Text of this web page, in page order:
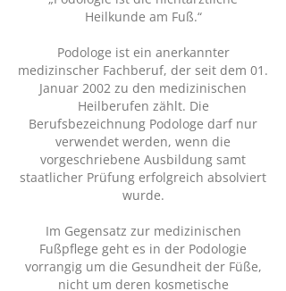
Heilkunde am Fuß.“
Podologe ist ein anerkannter
medizinscher Fachberuf, der seit dem 01.
Januar 2002 zu den medizinischen
Heilberufen zählt. Die
Berufsbezeichnung Podologe darf nur
verwendet werden, wenn die
vorgeschriebene Ausbildung samt
staatlicher Prüfung erfolgreich absolviert
wurde.
Im Gegensatz zur medizinischen
Fußpflege geht es in der Podologie
vorrangig um die Gesundheit der Füße,
nicht um deren kosmetische